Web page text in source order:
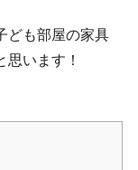
ども部屋の家具
います！